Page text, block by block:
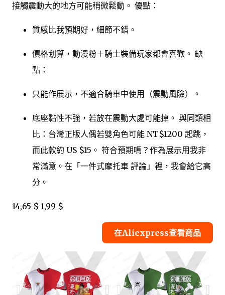
接觸震動大的地方可能稍微鬆動。 優點：
質感比我預期好，細節不錯。
價格划算，動漫粉＋騎士裝備玩家都會喜歡。 缺
點：
只能作展示，不適合騎車中使用（震動風險）。
底座黏性不強，若放在震動大處可能掉。 與同類相
比：台灣正版人偶若雙角色可能 NT$1200 起跳，
而此款約 US $15。 符合預期嗎？作為展示用我非
常滿意。在「一件式摩托車 評論」裡，我會給它高
分。
14,65 $ 1,99 $
在Aliexpress查看商品